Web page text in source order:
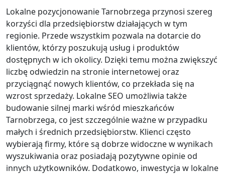
Lokalne pozycjonowanie Tarnobrzega przynosi szereg
korzyści dla przedsiębiorstw działających w tym
regionie. Przede wszystkim pozwala na dotarcie do
klientów, którzy poszukują usług i produktów
dostępnych w ich okolicy. Dzięki temu można zwiększyć
liczbę odwiedzin na stronie internetowej oraz
przyciągnąć nowych klientów, co przekłada się na
wzrost sprzedaży. Lokalne SEO umożliwia także
budowanie silnej marki wśród mieszkańców
Tarnobrzega, co jest szczególnie ważne w przypadku
małych i średnich przedsiębiorstw. Klienci często
wybierają firmy, które są dobrze widoczne w wynikach
wyszukiwania oraz posiadają pozytywne opinie od
innych użytkowników. Dodatkowo, inwestycja w lokalne